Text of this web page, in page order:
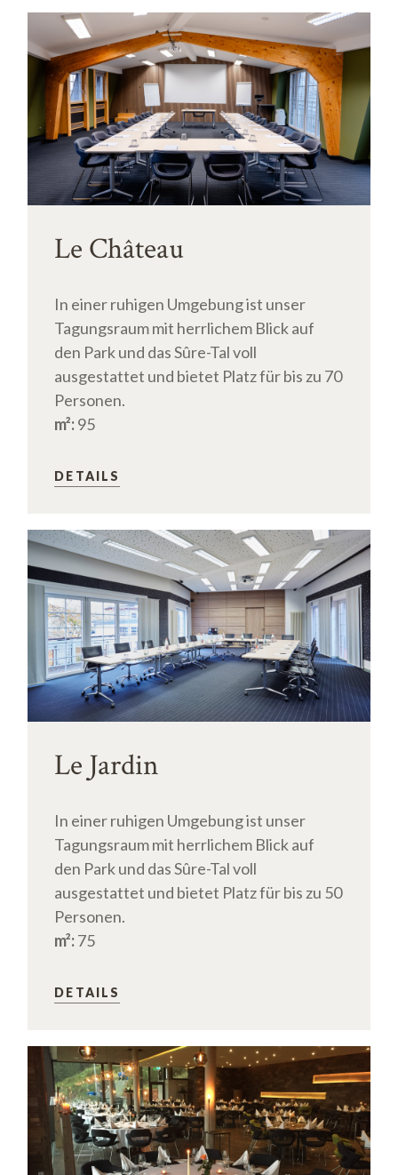
Le Château
In einer ruhigen Umgebung ist unser
Tagungsraum mit herrlichem Blick auf
den Park und das Sûre-Tal voll
ausgestattet und bietet Platz für bis zu 70
Personen.
m²:95
DETAILS
Le Jardin
In einer ruhigen Umgebung ist unser
Tagungsraum mit herrlichem Blick auf
den Park und das Sûre-Tal voll
ausgestattet und bietet Platz für bis zu 50
Personen.
m²:75
DETAILS